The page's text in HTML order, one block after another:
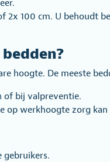
100 cm. U behoudt
hoogte. De meeste
of bij valpreventie.
op werkhoogte zorg
gebruikers.